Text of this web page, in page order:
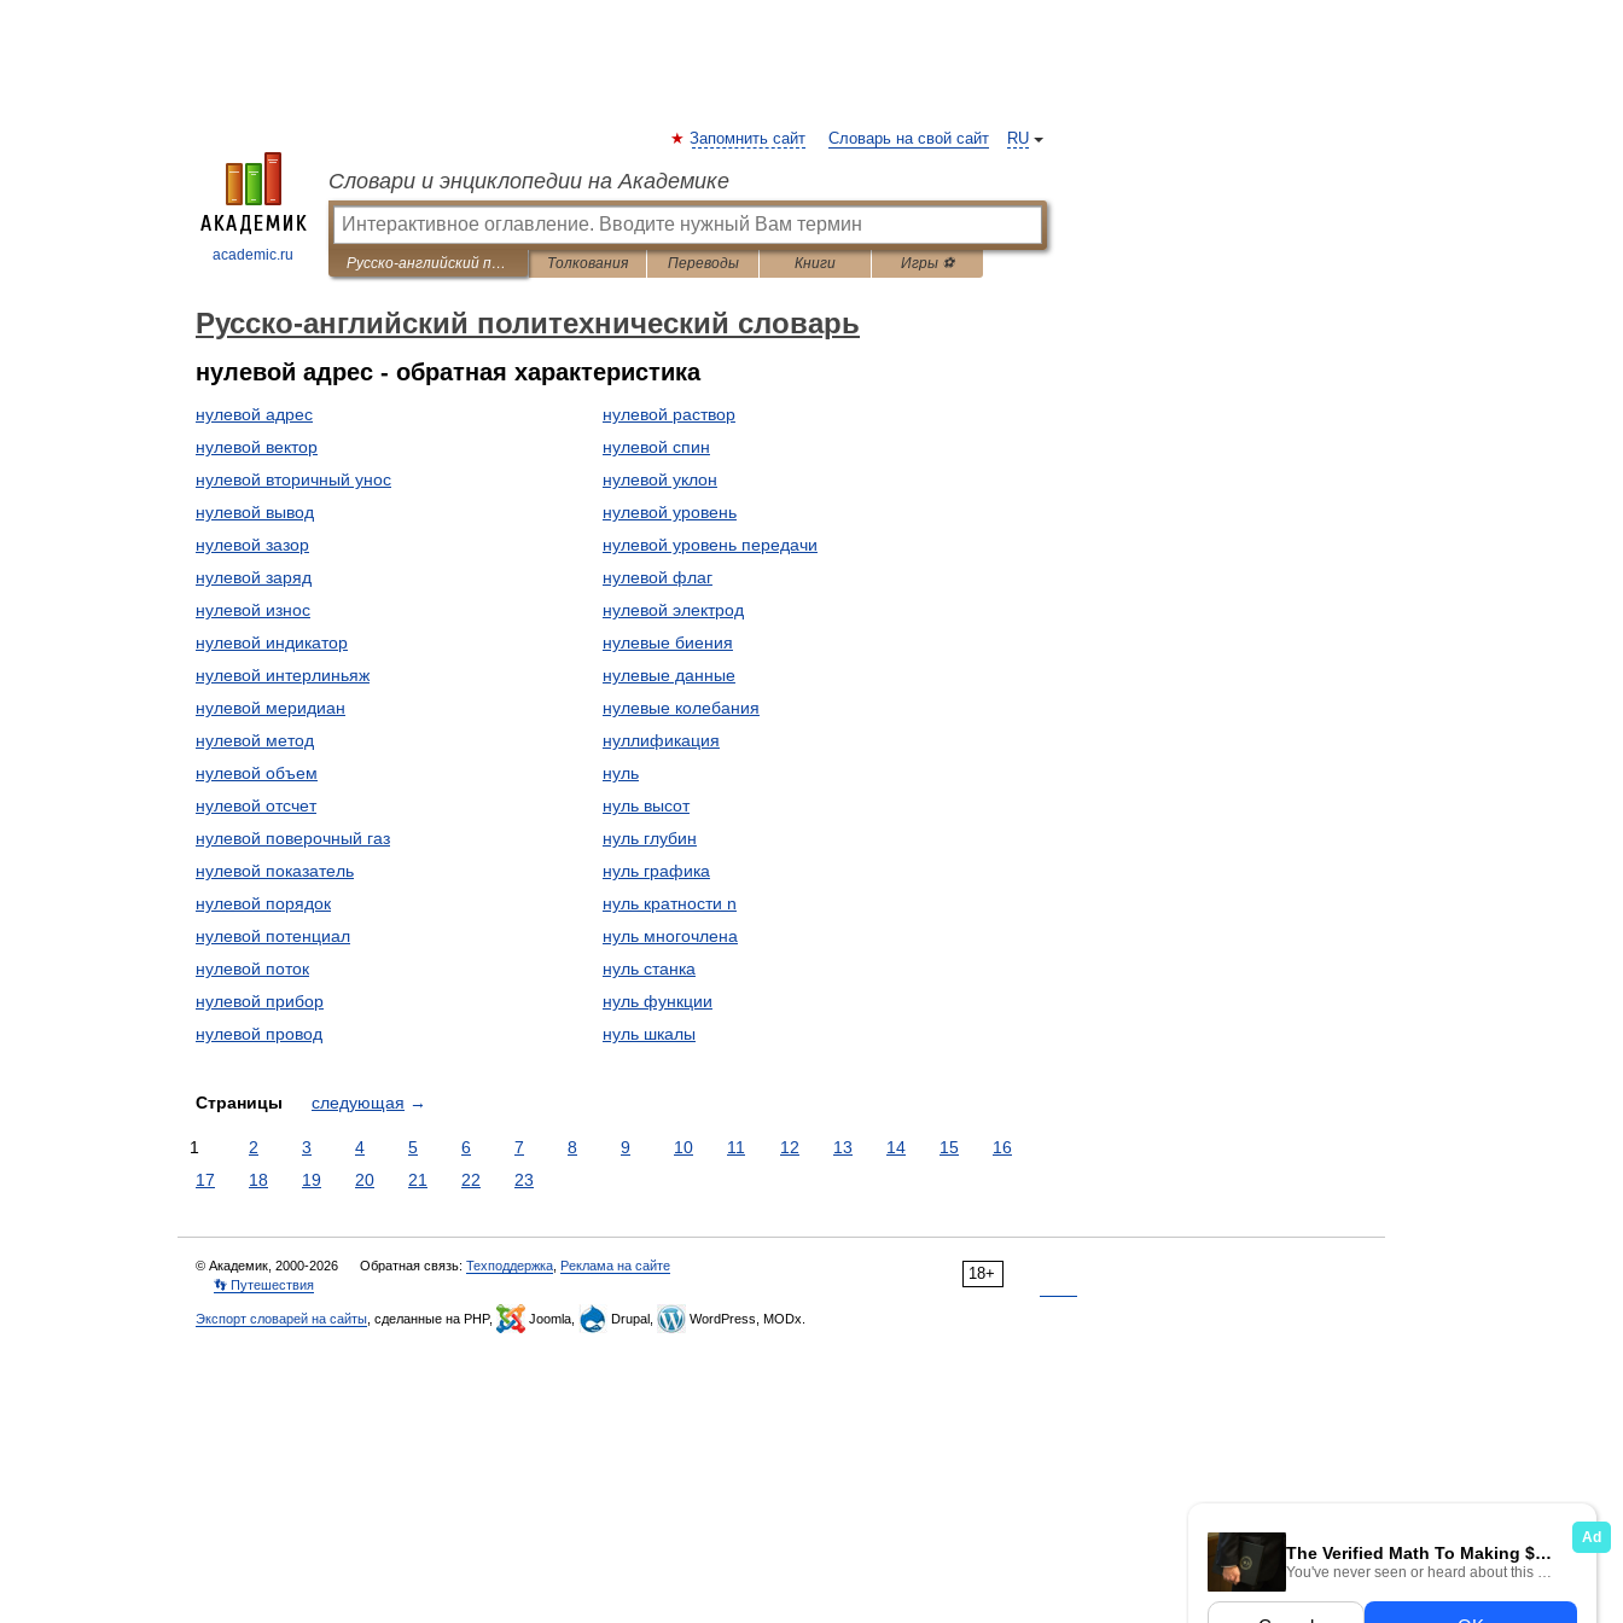
academic.ru
RU
Запомнить сайт Словарь на свой сайт
Словари и энциклопедии на Академике
Русско-английский политехнический словарь Толкования Переводы Книги Игры ⚽
Русско-английский политехнический словарь
нулевой адрес - обратная характеристика
нулевой адрес
нулевой вектор
нулевой вторичный унос
нулевой вывод
нулевой зазор
нулевой заряд
нулевой износ
нулевой индикатор
нулевой интерлиньяж
нулевой меридиан
нулевой метод
нулевой объем
нулевой отсчет
нулевой поверочный газ
нулевой показатель
нулевой порядок
нулевой потенциал
нулевой поток
нулевой прибор
нулевой провод
нулевой раствор
нулевой спин
нулевой уклон
нулевой уровень
нулевой уровень передачи
нулевой флаг
нулевой электрод
нулевые биения
нулевые данные
нулевые колебания
нуллификация
нуль
нуль высот
нуль глубин
нуль графика
нуль кратности n
нуль многочлена
нуль станка
нуль функции
нуль шкалы
Страницы следующая →
1 2 3 4 5 6 7 8 9 10 11 12 13 14 15
16
17
18 19 20 21 22 23
18+
© Академик, 2000-2026 Обратная связь: Техподдержка Реклама на сайте
👣 Путешествия
Экспорт словарей на сайты , сделанные на PHP, Joomla, Drupal, WordPress, MODx.